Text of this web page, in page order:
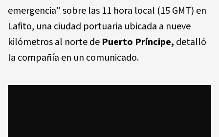
emergencia" sobre las 11 hora local (15 GMT) en
Lafito, una ciudad portuaria ubicada a nueve
kilómetros al norte de Puerto Príncipe, detalló
la compañía en un comunicado.